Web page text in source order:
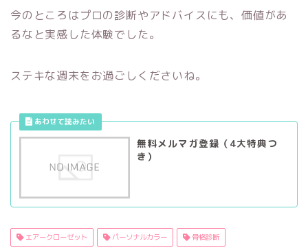
今のところはプロの診断やアドバイスにも、価値があ
るなと実感した体験でした。
ステキな週末をお過ごしくださいね。
無料メルマガ登録（4大特典つ
き）
エアークローゼット パーソナルカラー 骨格診断